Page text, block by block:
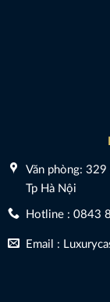
Văn phòng:
Tp Hà Nội
Hotline : 0843
Email :